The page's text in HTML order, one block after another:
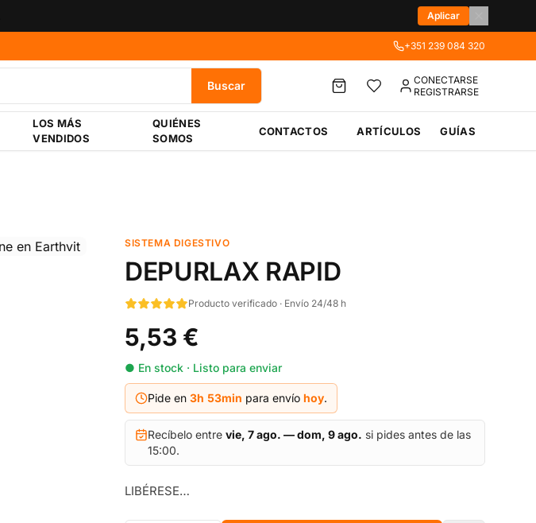
Aplicar
+351 239 084 320
Buscar
CONECTARSE
REGISTRARSE
LOS MÁS
VENDIDOS
QUIÉNES
SOMOS
CONTACTOS ARTÍCULOS GUÍAS
SISTEMA DIGESTIVO
DEPURLAX RAPID
Producto verificado · Envío 24/48 h
5,53 €
● En stock · Listo para enviar
Pide en 3h 53min para envío hoy.
Recíbelo entre vie, 7 ago. — dom, 9 ago. si pides antes de las
15:00.
LIBÉRESE…